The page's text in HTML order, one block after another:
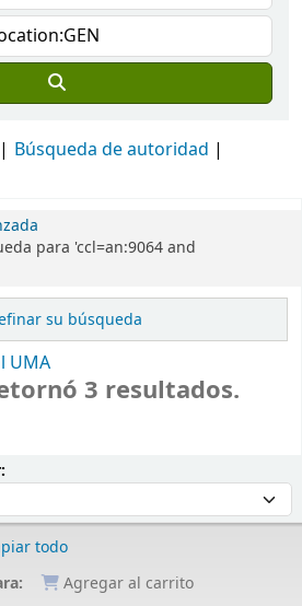
Búsqueda de autoridad
para 'ccl=an:9064 and
su búsqueda
UMA
3 resultados.
todo
Agregar al carrito